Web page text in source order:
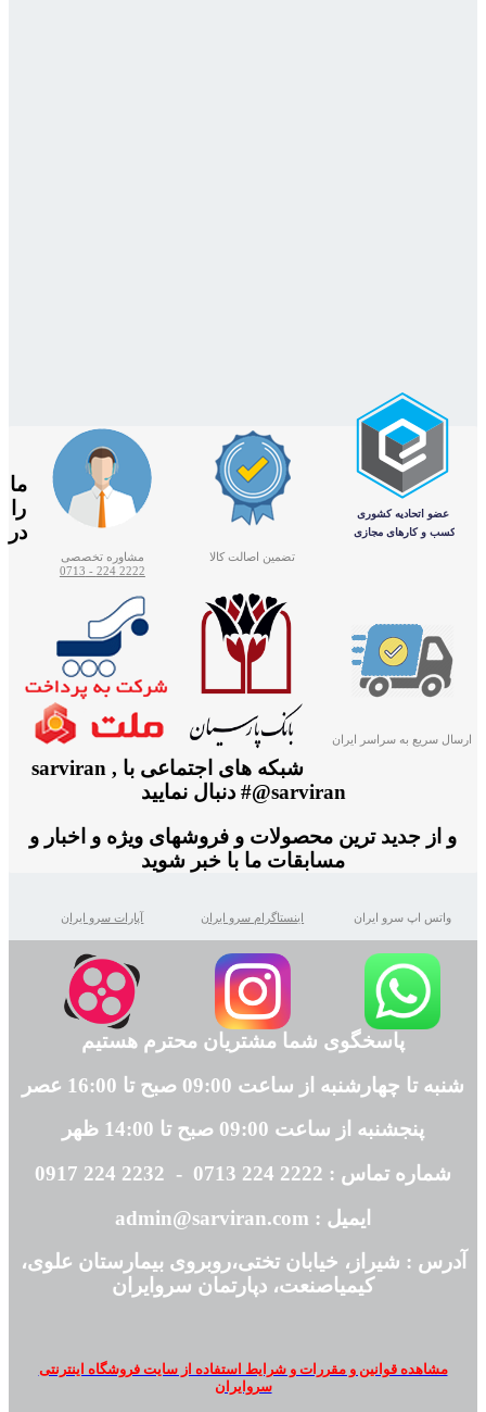
تضمین اصالت کالا
مشاوره تخصصی
2222 224 - 0713
ارسال سریع به سراسر ایران
ما
را
در
شبکه های اجتماعی با sarviran ,
@sarviran# دنبال نمایید
و از جدید ترین محصولات و فروشهای ویژه و اخبار و
مسابقات ما با خبر شوید
واتس اپ سرو ایران اینستاگرام سرو ایران آپارات سرو ایران
پاسخگوی شما مشتریان محترم هستیم
شنبه تا چهارشنبه از ساعت 09:00 صبح تا 16:00 عصر
پنجشنبه از ساعت 09:00 صبح تا 14:00 ظهر
شماره تماس : 2222 224 0713 - 2232 224 0917
ایمیل : admin@sarviran.com
آدرس : شیراز، خیابان تختی،روبروی بیمارستان علوی،
کیمیاصنعت، دپارتمان سروایران
مشاهده قوانین و مقررات و شرایط استفاده از سایت فروشگاه اینترنتی
سروایران